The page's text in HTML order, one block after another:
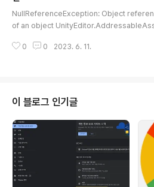
또는 transform.lossyScal..
NullReferenceException: Object
of an object
he/com.unity.addressables@1.21.2/
0 0 2023. 6. 11.
이 블로그 인기글